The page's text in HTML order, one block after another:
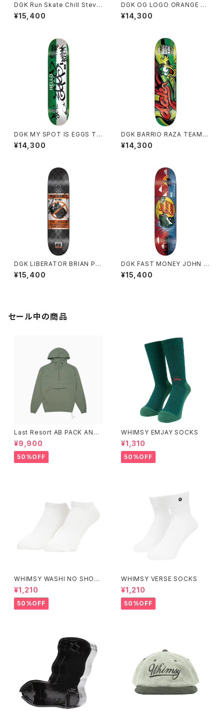
DGK Run Skate Chill Stevie
7.9インチ
¥15,400
DGK OG LOGO ORANGE TE
AM 7.9インチ ディージーケー
オージー ロゴ オレンジ チーム
¥14,300
DGK MY SPOT IS EGGS TE
AM 8.06インチ ディージーケ
ー マイ スポット イズ エッグス
¥14,300
DGK BARRIO RAZA TEAM
8.06インチ ディージーケー バ
リオ ラサ チーム
¥14,300
DGK LIBERATOR BRIAN PA
NEBIANCO 8.06インチ ディー
ジーケー リベレーター ブライア
¥15,400
DGK FAST MONEY JOHN S
HANAHAN 7.8インチ ディージ
ーケー ファスト マネー ジョン
¥15,400
セール中の商品
Last Resort AB PACK ANO
RAK SAGE
¥9,900
50%OFF
WHIMSY EMJAY SOCKS
¥1,310
50%OFF
WHIMSY WASHI NO SHOW
SOCKS
¥1,210
50%OFF
WHIMSY VERSE SOCKS
¥1,210
50%OFF